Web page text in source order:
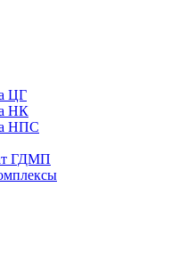
ЦГ
НК
НПС
ГДМП